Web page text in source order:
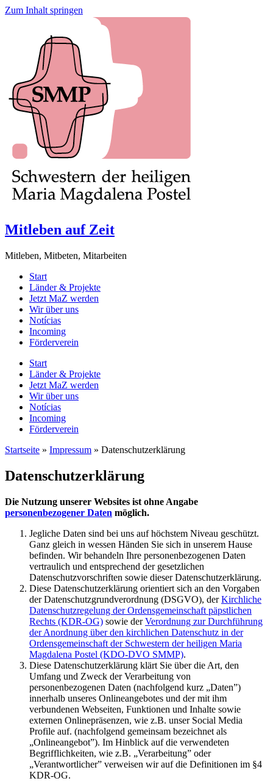
Zum Inhalt springen
Mitleben auf Zeit
Mitleben, Mitbeten, Mitarbeiten
Start
Länder & Projekte
Jetzt MaZ werden
Wir über uns
Notícias
Incoming
Förderverein
Start
Länder & Projekte
Jetzt MaZ werden
Wir über uns
Notícias
Incoming
Förderverein
Startseite » Impressum » Datenschutzerklärung
Datenschutzerklärung
Die Nutzung unserer Websites ist ohne Angabe
personenbezogener Daten möglich.
Jegliche Daten sind bei uns auf höchstem Niveau geschützt.
Ganz gleich in wessen Händen Sie sich in unserem Hause
befinden. Wir behandeln Ihre personenbezogenen Daten
vertraulich und entsprechend der gesetzlichen
Datenschutzvorschriften sowie dieser Datenschutzerklärung.
Diese Datenschutzerklärung orientiert sich an den Vorgaben
der Datenschutzgrundverordnung (DSGVO), derKirchliche
Datenschutzregelung der Ordensgemeinschaft päpstlichen
Rechts (KDR-OG) sowie derVerordnung zur Durchführung
der Anordnung über den kirchlichen Datenschutz in der
Ordensgemeinschaft der Schwestern der heiligen Maria
Magdalena Postel (KDO-DVO SMMP).
Diese Datenschutzerklärung klärt Sie über die Art, den
Umfang und Zweck der Verarbeitung von
personenbezogenen Daten (nachfolgend kurz „Daten”)
innerhalb unseres Onlineangebotes und der mit ihm
verbundenen Webseiten, Funktionen und Inhalte sowie
externen Onlinepräsenzen, wie z.B. unser Social Media
Profile auf. (nachfolgend gemeinsam bezeichnet als
„Onlineangebot”). Im Hinblick auf die verwendeten
Begrifflichkeiten, wie z.B. „Verarbeitung” oder
„Verantwortlicher” verweisen wir auf die Definitionen im §4
KDR-OG.